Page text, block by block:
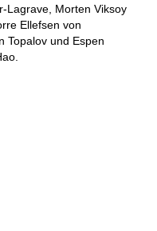
Lagrave, Morten Viksoy
Ellefsen von
Topalov und Espen